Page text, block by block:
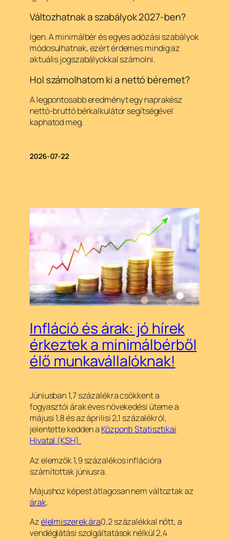
Változhatnak a szabályok 2027-ben?
Igen. A minimálbér és egyes adózási szabályok
módosulhatnak, ezért érdemes mindig az
aktuális jogszabályokkal számolni.
Hol számolhatom ki a nettó béremet?
A legpontosabb eredményt egy naprakész
nettó-bruttó bérkalkulátor segítségével
kaphatod meg.
2026-07-22
Infláció és árak: jó hírek
érkeztek a minimálbérből
élő munkavállalóknak!
Júniusban 1,7 százalékra csökkent a
fogyasztói árak éves növekedési üteme a
májusi 1,8 és az áprilisi 2,1 százalékról,
jelentette kedden a Központi Statisztikai
Hivatal (KSH).
Az elemzők 1,9 százalékos inflációra
számítottak júniusra.
Májushoz képest átlagosan nem változtak az
árak.
Azélelmiszerek ára0,2 százalékkal nőtt, a
vendéglátási szolgáltatások nélkül 2,4